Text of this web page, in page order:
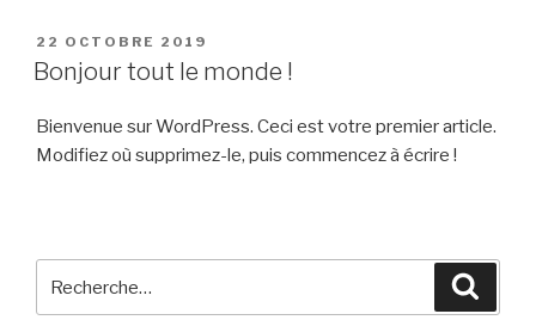
22 OCTOBRE 2019
Bonjour tout le monde !
Bienvenue sur WordPress. Ceci est votre premier article.
Modifiez où supprimez-le, puis commencez à écrire !